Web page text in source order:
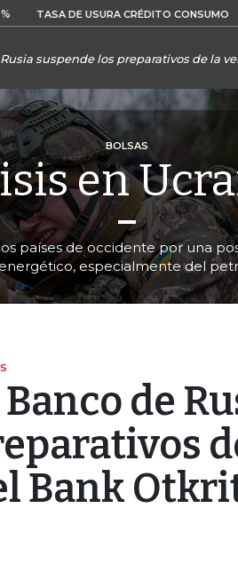
DE USURA CRÉDITO CONSUMO 29,66%
suspende los preparativos de la
BOLSAS
en
países de occidente por una
especialmente del
Banco de
Bank